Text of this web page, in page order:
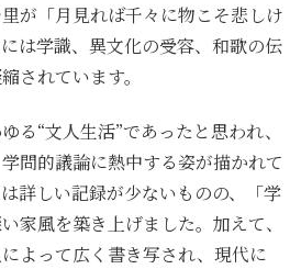
が「月見れば千々に物こそ悲しけ
は学識、異文化の受容、和歌の伝
されています。
る“文人生活”であったと思われ、
問的議論に熱中する姿が描かれて
詳しい記録が少ないものの、「学
家風を築き上げました。加えて、
よって広く書き写され、現代に